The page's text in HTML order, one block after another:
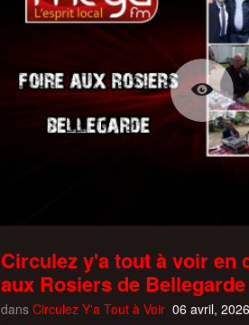
Circulez y'a tout à voir en
aux Rosiers de Bellegarde
dans Circulez Y'a Tout à Voir 06 avril, 2026